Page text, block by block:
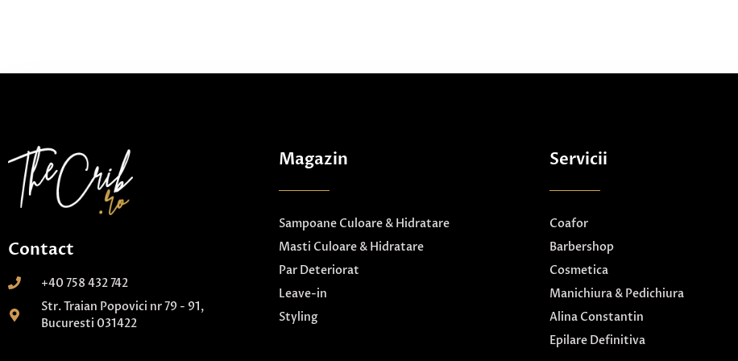
Contact
+40 758 432 742
Str. Traian Popovici nr 79 - 91,
Bucuresti 031422
Magazin
Sampoane Culoare & Hidratare
Masti Culoare & Hidratare
Par Deteriorat
Leave-in
Styling
Servicii
Coafor
Barbershop
Cosmetica
Manichiura & Pedichiura
Alina Constantin
Epilare Definitiva